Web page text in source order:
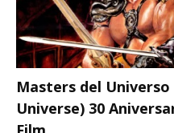
Masters del
Universe) 30